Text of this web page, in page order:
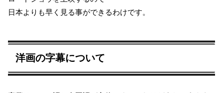
日本よりも早く見る事ができるわけです。
洋画の字幕について